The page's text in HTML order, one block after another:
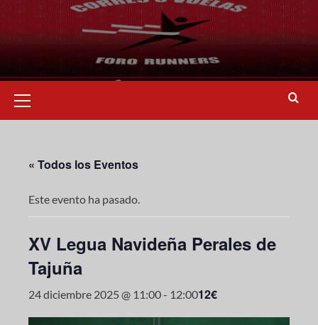
« Todos los Eventos
Este evento ha pasado.
XV Legua Navideña Perales de
Tajuña
24 diciembre 2025 @ 11:00- 12:0012€